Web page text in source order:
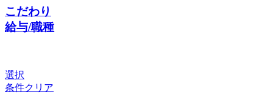
こだわり
給与/職種
選択
条件クリア